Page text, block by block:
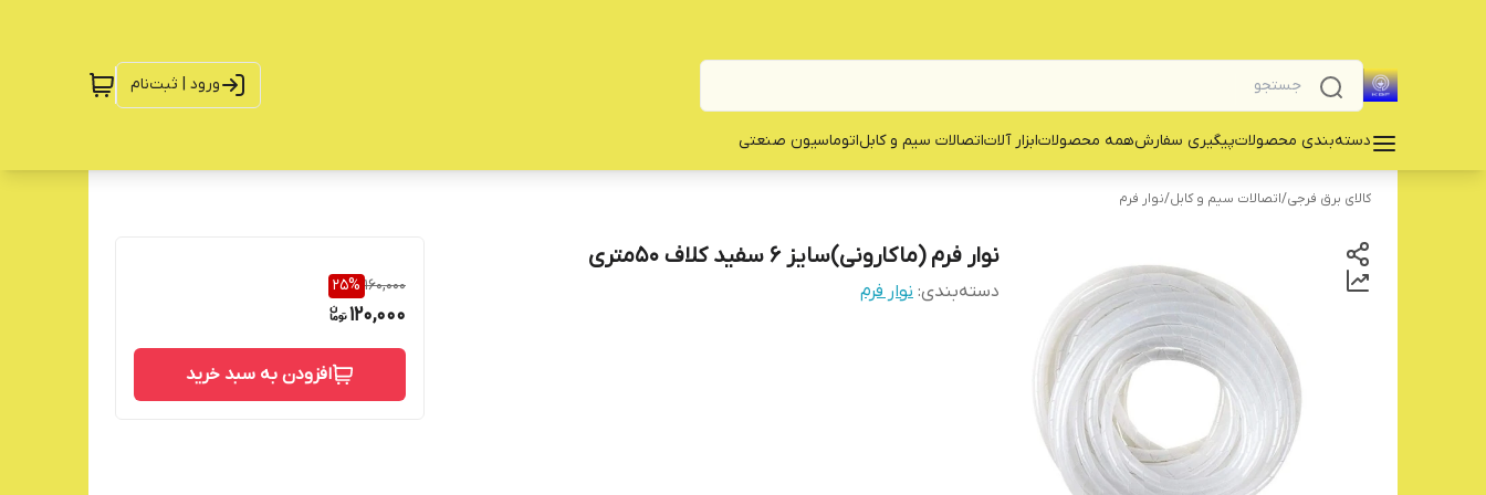
ورود | ثبت‌نام
دسته‌بندی محصولاتپیگیری سفارشهمه محصولات‌ابزار آلاتاتصالات سیم و کابلاتوماسیون صنعتی
کالای برق فرجی/اتصالات سیم و کابل/نوار فرم
نوار فرم (ماکارونی)سایز ۶ سفید کلاف ۵۰متری
دسته‌بندی: نوار فرم 160,000
25%
120,000
افزودن به سبد خرید